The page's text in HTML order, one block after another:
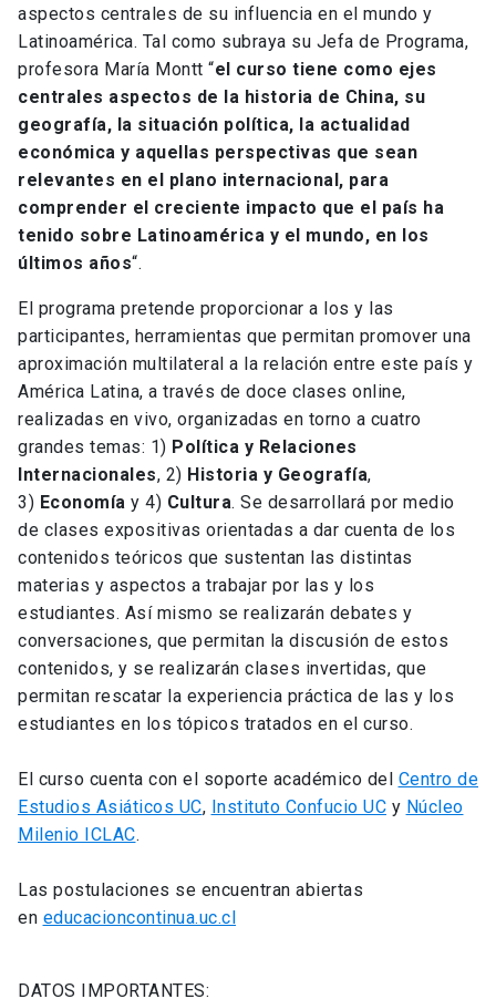
aspectos centrales de su influencia en el mundo y
Latinoamérica. Tal como subraya su Jefa de Programa,
profesora María Montt “el curso tiene como ejes
centrales aspectos de la historia de China, su
geografía, la situación política, la actualidad
económica y aquellas perspectivas que sean
relevantes en el plano internacional, para
comprender el creciente impacto que el país ha
tenido sobre Latinoamérica y el mundo, en los
últimos años“.
El programa pretende proporcionar a los y las
participantes, herramientas que permitan promover una
aproximación multilateral a la relación entre este país y
América Latina, a través de doce clases online,
realizadas en vivo, organizadas en torno a cuatro
grandes temas: 1) Política y Relaciones
Internacionales, 2) Historia y Geografía,
3) Economía y 4) Cultura. Se desarrollará por medio
de clases expositivas orientadas a dar cuenta de los
contenidos teóricos que sustentan las distintas
materias y aspectos a trabajar por las y los
estudiantes. Así mismo se realizarán debates y
conversaciones, que permitan la discusión de estos
contenidos, y se realizarán clases invertidas, que
permitan rescatar la experiencia práctica de las y los
estudiantes en los tópicos tratados en el curso.
El curso cuenta con el soporte académico del Centro de
Estudios Asiáticos UC, Instituto Confucio UC y Núcleo
Milenio ICLAC.
Las postulaciones se encuentran abiertas
en educacioncontinua.uc.cl
DATOS IMPORTANTES: